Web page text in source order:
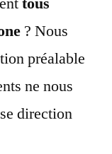
? Nous
préalable
ne nous
direction